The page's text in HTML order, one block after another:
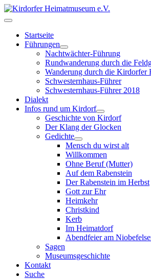
Startseite
Führungen
Nachtwächter-Führung
Rundwanderung durch die
Wanderung durch die Kirdorfer
Schwesternhaus-Führer
Schwesternhaus-Führer 2018
Dialekt
Infos rund um Kirdorf
Geschichte von Kirdorf
Der Klang der Glocken
Gedichte
Mensch du wirst alt
Willkommen
Ohne Beruf (Mutter)
Auf dem Rabenstein
Der Rabenstein im Herbst
Gott zur Ehr
Heimkehr
Christkind
Kerb
Im Heimatdorf
Abendfeier am
Sagen
Museumsgeschichte
Kontakt
Suche